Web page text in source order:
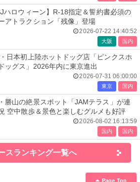
ハロウィーン】R-18指定＆誓約書必須の
アトラクション「残像」登場
2026-07-22 14:40:52
大阪 国内
日本初上陸ホットドッグ店「ピンクスホ
ッグス」2026年内に東京進出
2026-07-31 06:00:00
東京 国内
勝山の絶景スポット「JAMテラス」が連
空中散歩＆景色と楽しむグルメも好評
2026-08-02 16:13:59
国内 国内
スランキング一覧へ
Page Top